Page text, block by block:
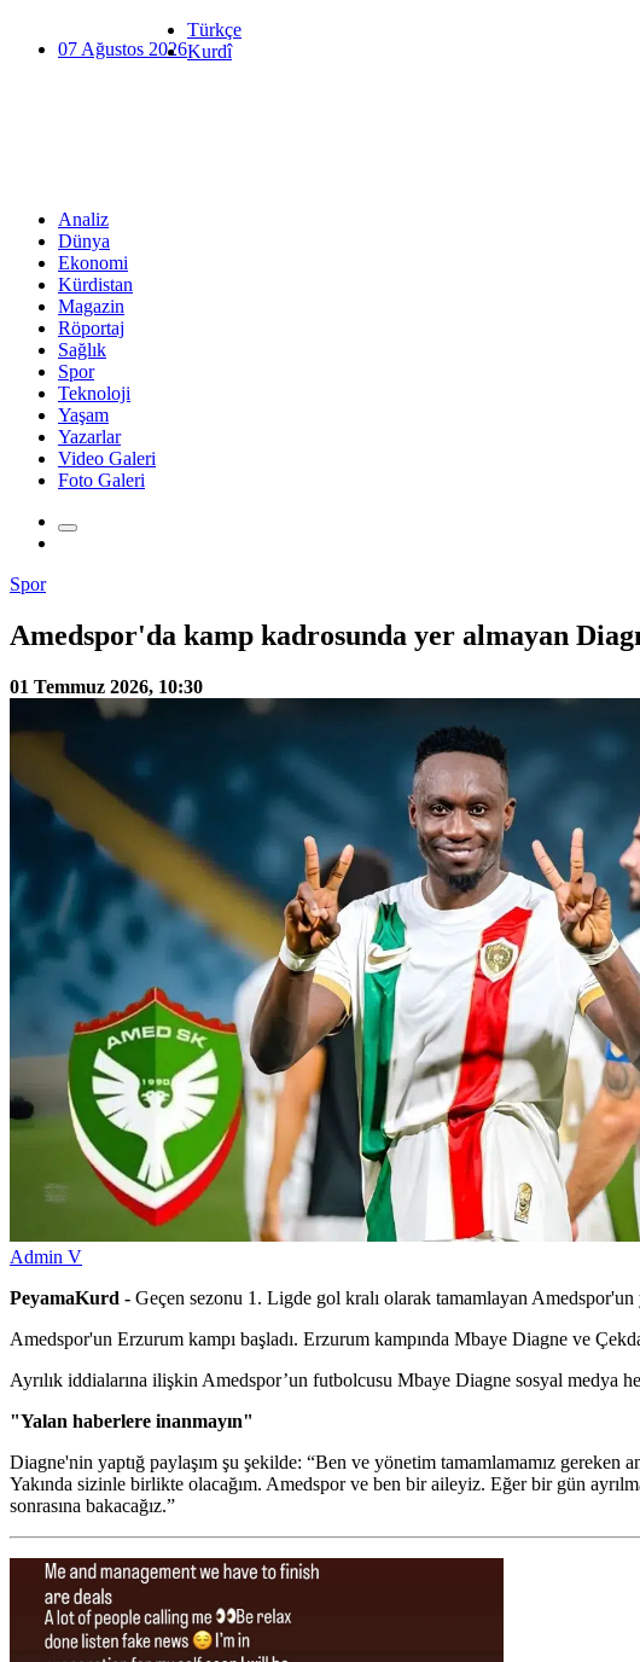
07 Ağustos 2026
Türkçe
Kurdî
Analiz
Dünya
Ekonomi
Kürdistan
Magazin
Röportaj
Sağlık
Spor
Teknoloji
Yaşam
Yazarlar
Video Galeri
Foto Galeri
Spor
Amedspor'da kamp kadrosunda yer almayan
01 Temmuz 2026, 10:30
Admin V
PeyamaKurd - Geçen sezonu 1. Ligde gol kralı olarak tamamlayan Amedspor'un
Amedspor'un Erzurum kampı başladı. Erzurum kampında Mbaye Diagne ve
Ayrılık iddialarına ilişkin Amedspor’un futbolcusu Mbaye Diagne sosyal medya
"Yalan haberlere inanmayın"
Diagne'nin yaptığ paylaşım şu şekilde: “Ben ve yönetim tamamlamamız
Yakında sizinle birlikte olacağım. Amedspor ve ben bir aileyiz. Eğer bir gün
sonrasına bakacağız.”